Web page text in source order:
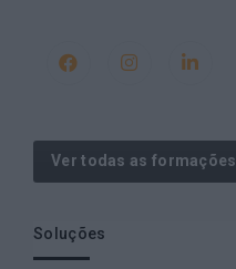
Ver todas as formações
Soluções